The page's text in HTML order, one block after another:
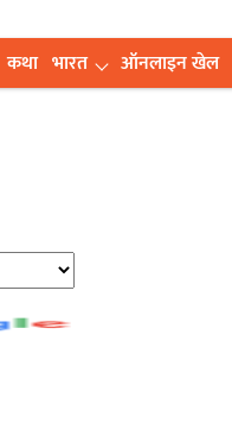
कथा भारत ऑनलाइन खेल